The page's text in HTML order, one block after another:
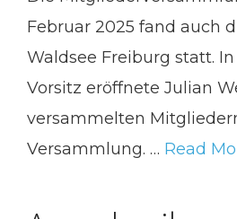
Februar 2025 fand auch
Waldsee Freiburg statt.
Vorsitz eröffnete Julian
versammelten
Versammlung. … Read